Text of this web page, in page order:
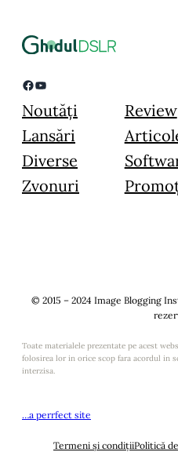
Facebook YouTube
Noutăți
Lansări
Diverse
Zvonuri
Review
© 2015 – 2024 Image Blogging
Toate materialele prezentate pe acest
folosirea lor in orice scop fara acordul in
interzisa.
…a perrfect site
Termeni și condițiiPolitică